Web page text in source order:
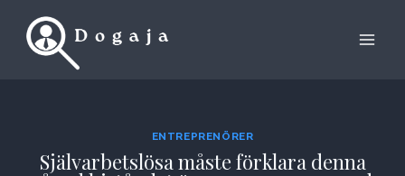
ENTREPRENÖRER
Självarbetslösa måste förklara denna